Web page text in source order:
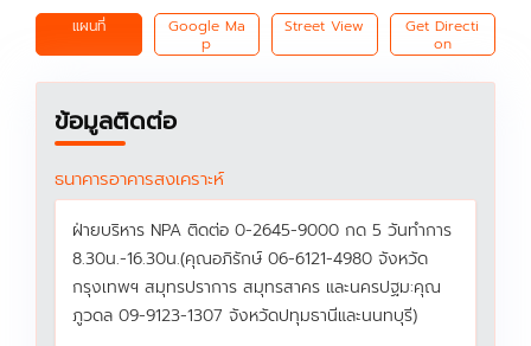
แผนที่
Google Ma
p
Street View
Get Directi
on
ข้อมูลติดต่อ
ธนาคารอาคารสงเคราะห์
ฝ่ายบริหาร NPA ติดต่อ 0-2645-9000 กด 5 วันทำการ
8.30น.-16.30น.(คุณอภิรักษ์ 06-6121-4980 จังหวัด
กรุงเทพฯ สมุทรปราการ สมุทรสาคร และนครปฐม:คุณ
ภูวดล 09-9123-1307 จังหวัดปทุมธานีและนนทบุรี)